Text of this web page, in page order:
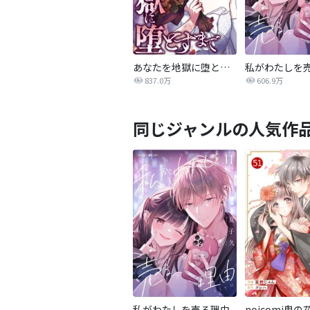
あなたを地獄に堕とすまで
837.0万
私がわたしを
606.9万
同じジャンルの人気作